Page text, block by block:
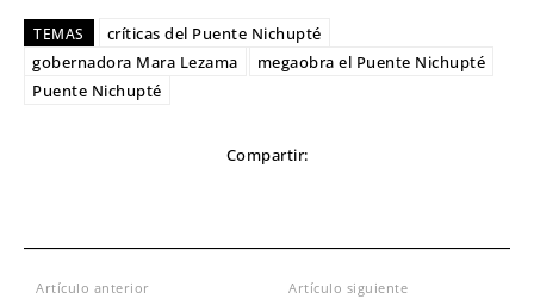
TEMAS
críticas del Puente Nichupté
gobernadora Mara Lezama
megaobra el Puente Nichupté
Puente Nichupté
Compartir:
Artículo anterior Artículo siguiente